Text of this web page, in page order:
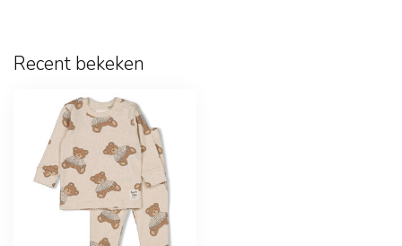
Recent bekeken